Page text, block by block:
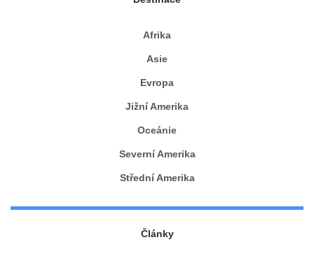
Afrika
Asie
Evropa
Jižní Amerika
Oceánie
Severní Amerika
Střední Amerika
Články